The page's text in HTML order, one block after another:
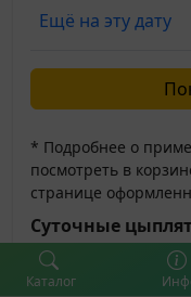
Ещё на эту дату
* Подробнее о
посмотреть в
странице
Суточные
Цыплята белого
Каталог